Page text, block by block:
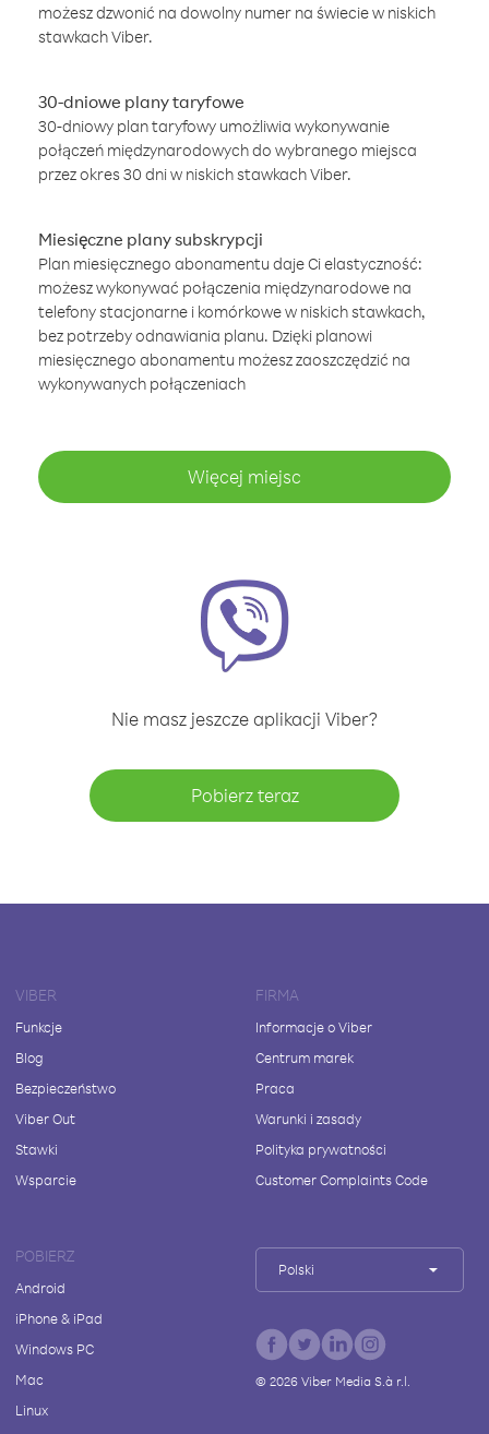
możesz dzwonić na dowolny numer na świecie w niskich
stawkach Viber.
30-dniowe plany taryfowe
30-dniowy plan taryfowy umożliwia wykonywanie
połączeń międzynarodowych do wybranego miejsca
przez okres 30 dni w niskich stawkach Viber.
Miesięczne plany subskrypcji
Plan miesięcznego abonamentu daje Ci elastyczność:
możesz wykonywać połączenia międzynarodowe na
telefony stacjonarne i komórkowe w niskich stawkach,
bez potrzeby odnawiania planu. Dzięki planowi
miesięcznego abonamentu możesz zaoszczędzić na
wykonywanych połączeniach
Więcej miejsc
Nie masz jeszcze aplikacji Viber?
Pobierz teraz
VIBER
Funkcje
Blog
Bezpieczeństwo
Viber Out
Stawki
Wsparcie
FIRMA
Informacje o Viber
Centrum marek
Praca
Warunki i zasady
Polityka prywatności
Customer Complaints Code
POBIERZ
Android
iPhone & iPad
Windows PC
Mac
Linux
Polski
© 2026Viber Media S.à r.l.